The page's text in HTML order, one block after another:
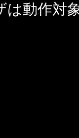
動作対